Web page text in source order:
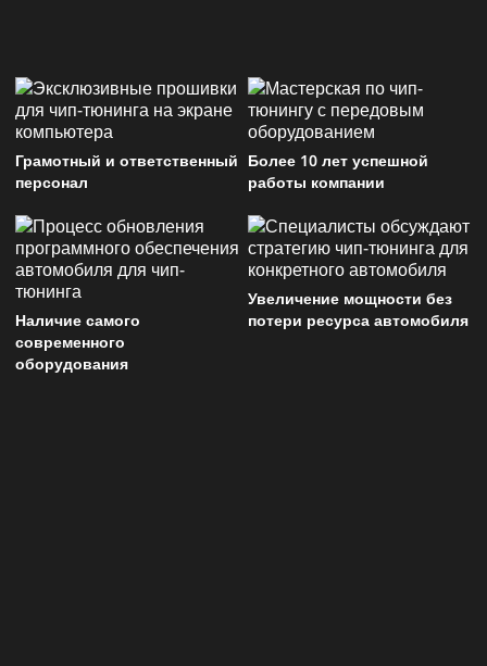
Грамотный и ответственный
персонал
Более 10 лет успешной
работы компании
Наличие самого
современного
оборудования
Увеличение мощности без
потери ресурса автомобиля